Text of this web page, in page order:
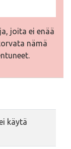
joita ei enää
nämä
käytä